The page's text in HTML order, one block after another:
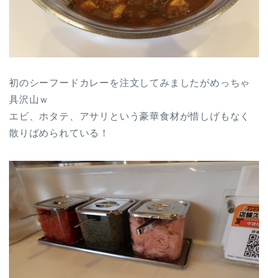
初のシーフードカレーを注文してみましたがめっちゃ
具沢山ｗ
エビ、ホタテ、アサリという豪華食材が惜しげもなく
散りばめられている！